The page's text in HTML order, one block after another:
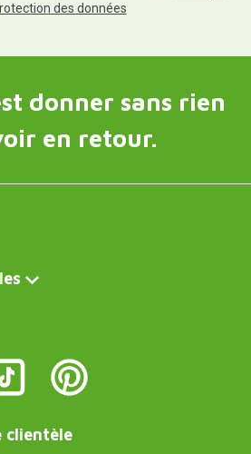
des données
donner sans rien
en retour.
clientèle